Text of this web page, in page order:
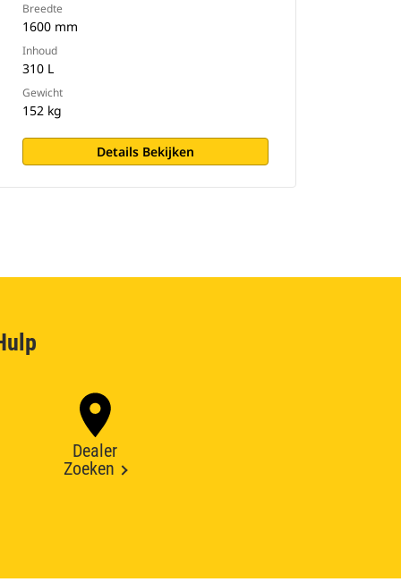
Breedte
1600 mm
Inhoud
310 L
Gewicht
152 kg
Details Bekijken
Dealer
Zoeken